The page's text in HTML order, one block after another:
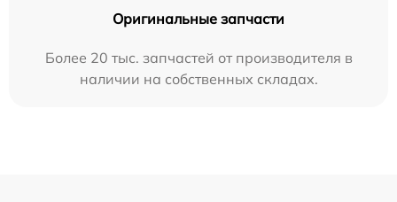
Оригинальные запчасти
Более 20 тыс. запчастей от производителя в
наличии на собственных складах.